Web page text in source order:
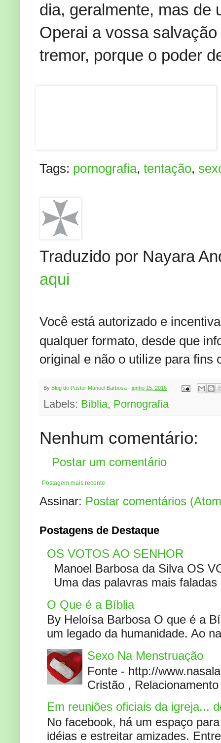
dia, geralmente, mas de
Operai a vossa
tremor, porque o poder
Tags: pornografia, tentação,
Traduzido por Nayara
aqui
Você está autorizado e
qualquer formato, desde que
original e não o utilize para fins
By Blog do Pastor Manoel Barbosa - junho 15, 2016
Labels: Biblia, Pornografia
Nenhum comentário:
Postar um comentário
Postagem mais recente
Assinar: Postar comentários
Postagens de Destaque
OS VOTOS AO SENHOR
Manoel Barbosa da Silva OS
Uma das palavras mais
O Que é a Bíblia
By Heloísa Barbosa O que é a
um legado da humanidade. Ao
Sexo Na Menstruação
Fonte - http://
Cristão ,
Em reuniões oficiais da igreja...
No facebook, há um espaço
idéias e estreitar amizades.